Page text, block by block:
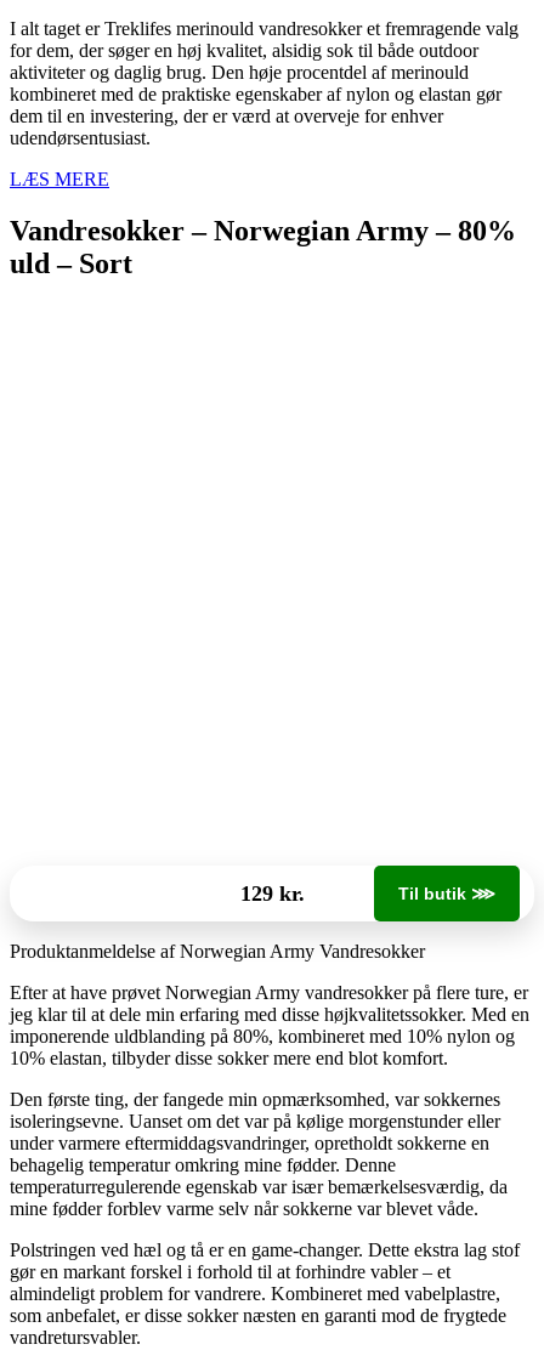
I alt taget er Treklifes merinould vandresokker et fremragende valg
for dem, der søger en høj kvalitet, alsidig sok til både outdoor
aktiviteter og daglig brug. Den høje procentdel af merinould
kombineret med de praktiske egenskaber af nylon og elastan gør
dem til en investering, der er værd at overveje for enhver
udendørsentusiast.
LÆS MERE
Vandresokker – Norwegian Army – 80%
uld – Sort
129 kr. Til butik ⋙
Produktanmeldelse af Norwegian Army Vandresokker
Efter at have prøvet Norwegian Army vandresokker på flere ture, er
jeg klar til at dele min erfaring med disse højkvalitetssokker. Med en
imponerende uldblanding på 80%, kombineret med 10% nylon og
10% elastan, tilbyder disse sokker mere end blot komfort.
Den første ting, der fangede min opmærksomhed, var sokkernes
isoleringsevne. Uanset om det var på kølige morgenstunder eller
under varmere eftermiddagsvandringer, opretholdt sokkerne en
behagelig temperatur omkring mine fødder. Denne
temperaturregulerende egenskab var især bemærkelsesværdig, da
mine fødder forblev varme selv når sokkerne var blevet våde.
Polstringen ved hæl og tå er en game-changer. Dette ekstra lag stof
gør en markant forskel i forhold til at forhindre vabler – et
almindeligt problem for vandrere. Kombineret med vabelplastre,
som anbefalet, er disse sokker næsten en garanti mod de frygtede
vandretursvabler.